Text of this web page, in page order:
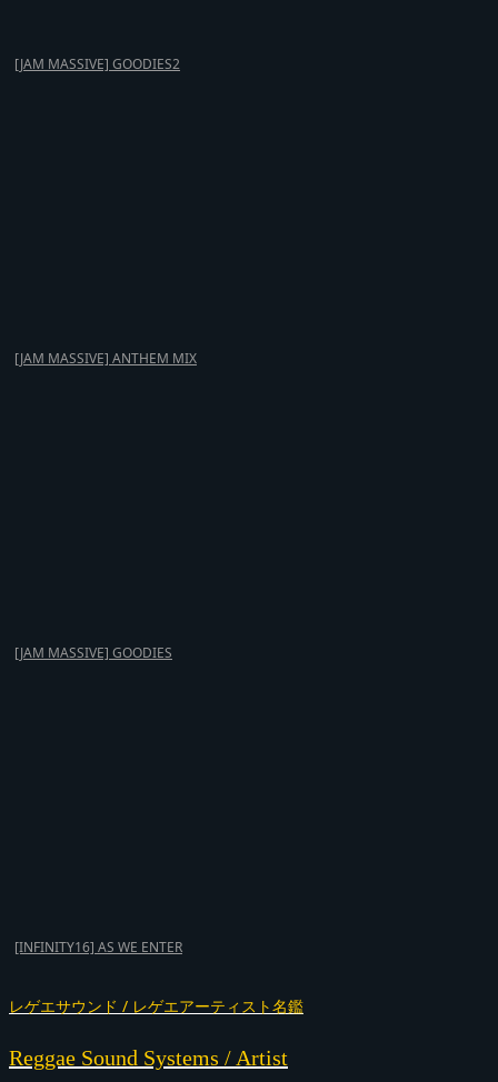
[JAM MASSIVE] GOODIES2
[JAM MASSIVE] ANTHEM MIX
[JAM MASSIVE] GOODIES
[INFINITY16] AS WE ENTER
レゲエサウンド / レゲエアーティスト名鑑
Reggae Sound Systems / Artist